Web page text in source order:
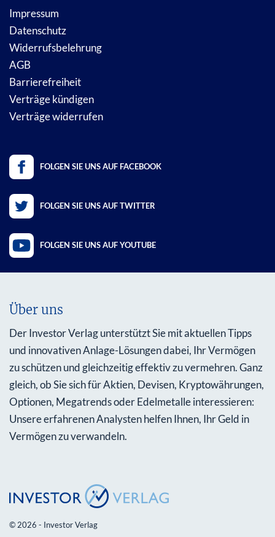
Impressum
Datenschutz
Widerrufsbelehrung
AGB
Barrierefreiheit
Verträge kündigen
Verträge widerrufen
FOLGEN SIE UNS AUF FACEBOOK
FOLGEN SIE UNS AUF TWITTER
FOLGEN SIE UNS AUF YOUTUBE
Über uns
Der Investor Verlag unterstützt Sie mit aktuellen Tipps
und innovativen Anlage-Lösungen dabei, Ihr Vermögen
zu schützen und gleichzeitig effektiv zu vermehren. Ganz
gleich, ob Sie sich für Aktien, Devisen, Kryptowährungen,
Optionen, Megatrends oder Edelmetalle interessieren:
Unsere erfahrenen Analysten helfen Ihnen, Ihr Geld in
Vermögen zu verwandeln.
© 2026 - Investor Verlag